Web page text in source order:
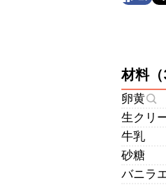
材料（
卵黄
生クリ
牛乳
砂糖
バニラ